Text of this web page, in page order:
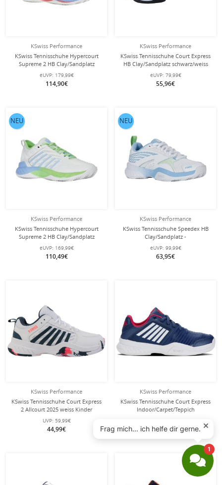
KSwiss Performance
KSwiss Tennisschuhe Hypercourt
Supreme 2 HB Clay/Sandplatz
weiss/hellblau/pink Damen
eUVP: 179,99€
114,90€
KSwiss Performance
KSwiss Tennisschuhe Court Express
HB Clay/Sandplatz schwarz/weiss
Herren
eUVP: 79,99€
55,96€
KSwiss Performance
KSwiss Tennisschuhe Hypercourt
Supreme 2 HB Clay/Sandplatz
weiss/grün/blau Damen
eUVP: 169,99€
110,49€
NEU
KSwiss Performance
KSwiss Tennisschuhe Speedex HB
Clay/Sandplatz -
weiss/blau/limegrün Damen
eUVP: 99,99€
63,95€
NEU
KSwiss Performance
KSwiss Tennisschuhe Court Express
2 Allcourt 2025 weiss Kinder
UVP: 59,99€
44,99€
KSwiss Performance
KSwiss Tennisschuhe Court Express
Indoor/Carpet/Teppich
54,95€